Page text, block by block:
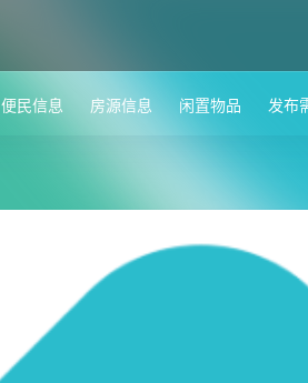
便民信息 房源信息 闲置物品 发布